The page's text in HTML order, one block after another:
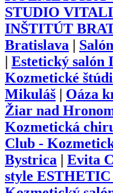
STUDIO
INŠTITÚT
Bratislava
Estetický salón
Kozmetické
Mikuláš
Oáza
Žiar nad
Kozmetická
Club -
Bystrica
Evita
style